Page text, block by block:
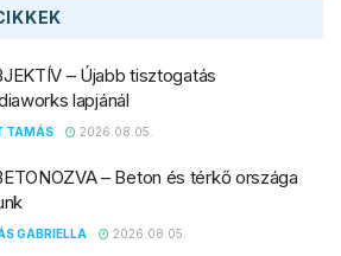
– Újabb tisztogatás
lapjánál
TAMÁS 2026.08.05.
– Beton és térkő országa
GABRIELLA 2026.08.05.